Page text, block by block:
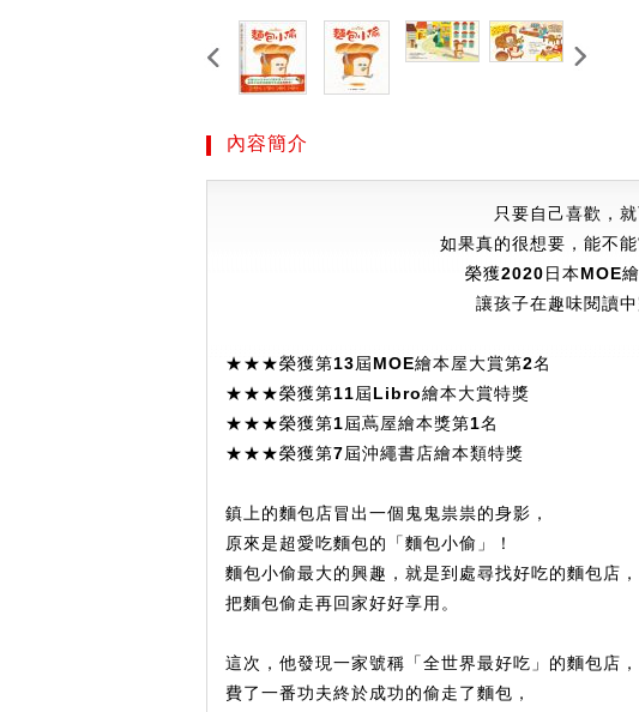
內容簡介
只要自己喜歡 ，
如果真的很想要，能不
榮獲2020日本MOE
讓孩子在趣味閱讀中
★★★榮獲第13屆MOE繪本屋大賞第2名
★★★榮獲第11屆Libro繪本大賞特獎
★★★榮獲第1屆蔦屋繪本獎第1名
★★★榮獲第7屆沖繩書店繪本類特獎
鎮上的麵包店冒出一個鬼鬼祟祟的身影，
原來是超愛吃麵包的「麵包小偷」！
麵包小偷最大的興趣，就是到處尋找好吃的麵包店，
把麵包偷走再回家好好享用。
這次，他發現一家號稱「全世界最好吃」的麵包店，
費了一番功夫終於成功的偷走了麵包，